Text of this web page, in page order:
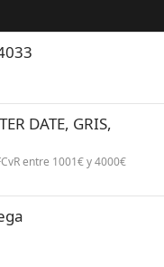
DATE, GRIS,
entre 1001€ y 4000€